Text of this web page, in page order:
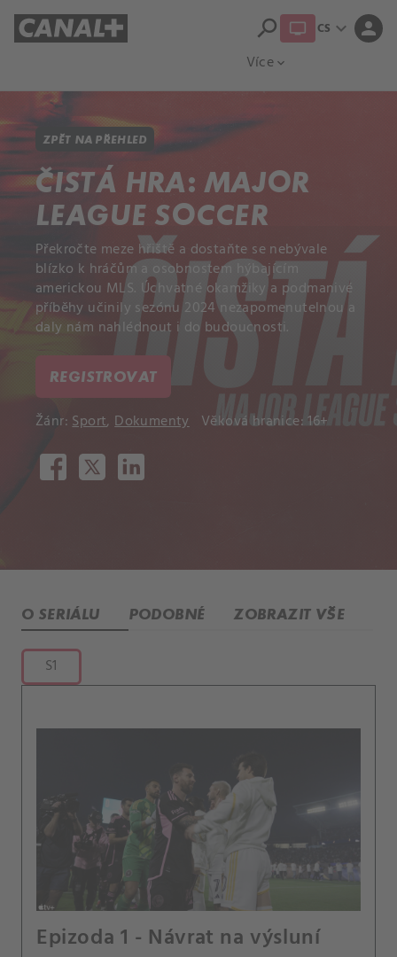
Více expand_more
search CS expand_more person
ZPĚT NA PŘEHLED
ČISTÁ HRA: MAJOR
LEAGUE SOCCER
Překročte meze hřiště a dostaňte se nebývale
blízko k hráčům a osobnostem hýbajícím
americkou MLS. Úchvatné okamžiky a podmanivé
příběhy učinily sezónu 2024 nezapomenutelnou a
daly nám nahlédnout i do budoucnosti.
REGISTROVAT
Žánr:Sport,Dokumenty Věková hranice: 16+
O SERIÁLU PODOBNÉ ZOBRAZIT VŠE
S1
Epizoda 1 - Návrat na výsluní